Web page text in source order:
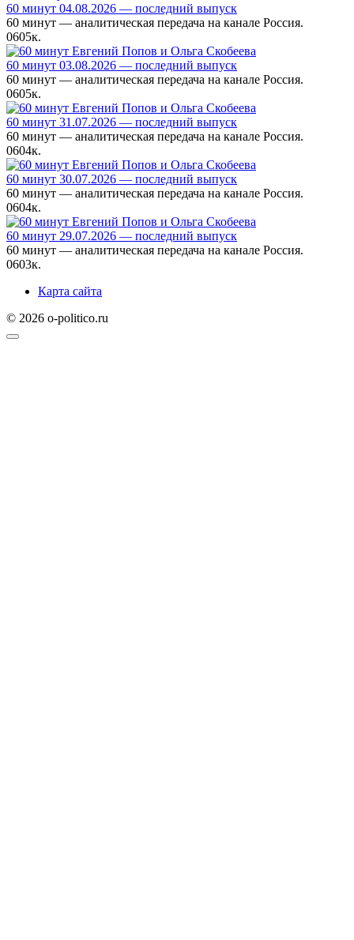
60 минут 04.08.2026 — последний выпуск
60 минут — аналитическая передача на канале Россия.
0605к.
60 минут 03.08.2026 — последний выпуск
60 минут — аналитическая передача на канале Россия.
0605к.
60 минут 31.07.2026 — последний выпуск
60 минут — аналитическая передача на канале Россия.
0604к.
60 минут 30.07.2026 — последний выпуск
60 минут — аналитическая передача на канале Россия.
0604к.
60 минут 29.07.2026 — последний выпуск
60 минут — аналитическая передача на канале Россия.
0603к.
Карта сайта
© 2026 o-politico.ru